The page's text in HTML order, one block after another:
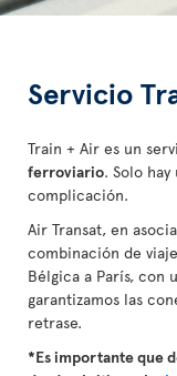
Servicio
Train + Air es un
ferroviario. Solo
complicación.
Air Transat, en
combinación de
Bélgica a París, con
garantizamos las
retrase.
*Es importante que